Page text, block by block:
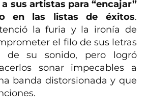
sus artistas para “encajar”
en las listas de éxitos.
la furia y la ironía de
el filo de sus letras
de su sonido, pero logró
sonar impecables a
banda distorsionada y que